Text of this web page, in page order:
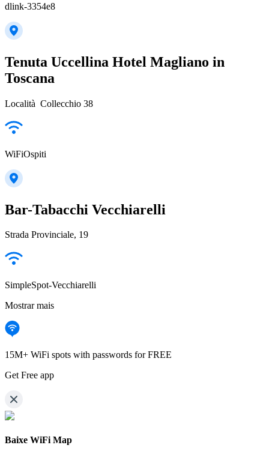
dlink-3354e8
Tenuta Uccellina Hotel Magliano in
Toscana
Località Collecchio 38
WiFiOspiti
Bar-Tabacchi Vecchiarelli
Strada Provinciale, 19
SimpleSpot-Vecchiarelli
Mostrar mais
15M+ WiFi spots with passwords for FREE
Get Free app
Baixe WiFi Map